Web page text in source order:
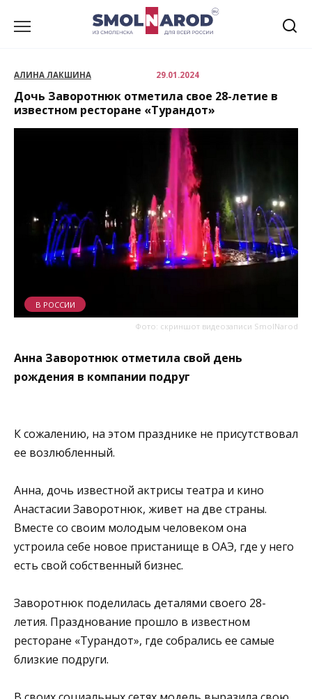
АЛИНА ЛАКШИНА 29.01.2024
Дочь Заворотнюк отметила свое 28-летие в
известном ресторане «Турандот»
Фото: скриншот видеозаписи SmolNarod
В РОССИИ
Анна Заворотнюк отметила свой день
рождения в компании подруг
К сожалению, на этом празднике не присутствовал
ее возлюбленный.
Анна, дочь известной актрисы театра и кино
Анастасии Заворотнюк, живет на две страны.
Вместе со своим молодым человеком она
устроила себе новое пристанище в ОАЭ, где у него
есть свой собственный бизнес.
Заворотнюк поделилась деталями своего 28-
летия. Празднование прошло в известном
ресторане «Турандот», где собрались ее самые
близкие подруги.